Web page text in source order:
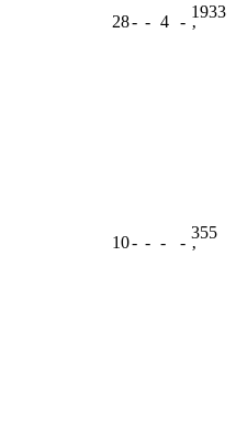
28- - 4 -
1933
ʼ
10- - - -
355
ʼ